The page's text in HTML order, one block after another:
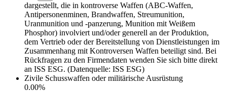
dargestellt, die in kontroverse Waffen (ABC-Waffen,
Antipersonenminen, Brandwaffen, Streumunition,
Uranmunition und -panzerung, Munition mit Weißem
Phosphor) involviert und/oder generell an der Produktion,
dem Vertrieb oder der Bereitstellung von Dienstleistungen im
Zusammenhang mit Kontroversen Waffen beteiligt sind. Bei
Rückfragen zu den Firmendaten wenden Sie sich bitte direkt
an ISS ESG. (Datenquelle: ISS ESG)
Zivile Schusswaffen oder militärische Ausrüstung
0.00%